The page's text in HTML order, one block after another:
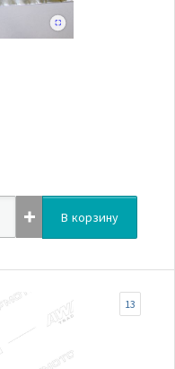
В корзину
13